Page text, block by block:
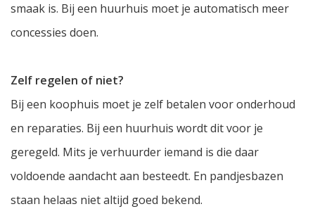
smaak is. Bij een huurhuis moet je automatisch meer
concessies doen.
Zelf regelen of niet?
Bij een koophuis moet je zelf betalen voor onderhoud
en reparaties. Bij een huurhuis wordt dit voor je
geregeld. Mits je verhuurder iemand is die daar
voldoende aandacht aan besteedt. En pandjesbazen
staan helaas niet altijd goed bekend.